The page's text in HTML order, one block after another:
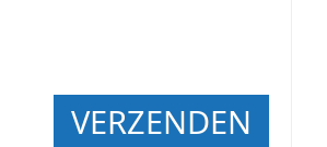
VERZENDEN